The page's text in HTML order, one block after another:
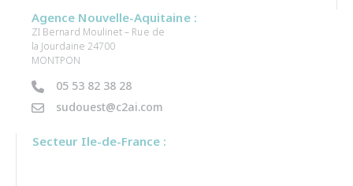
Agence Nouvelle-Aquitaine :
ZI Bernard Moulinet – Rue de
la Jourdaine 24700
MONTPON
05 53 82 38 28
sudouest@c2ai.com
Secteur Ile-de-France :